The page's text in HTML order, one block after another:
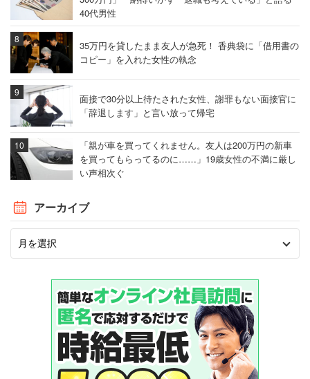
40代男性
35万円を貸したまま友人が急死！ 香典袋に「借用書の
コピー」を入れた女性の執念
面接で30分以上待たされた女性、謝罪もない面接官に
「辞退します」と言い放って帰宅
「親が車を買ってくれません。友人は200万円の新車
を買ってもらってるのに……」19歳女性の不満に厳し
い声相次ぐ
アーカイブ